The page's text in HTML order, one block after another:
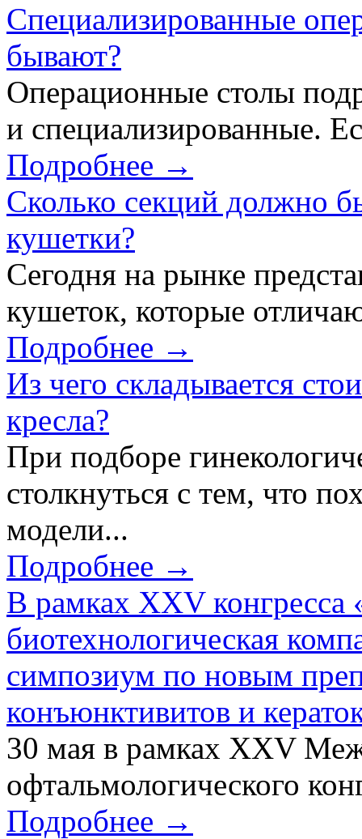
Специализированные
бывают?
Операционные столы
и специализированные.
Подробнее →
Сколько секций должно
кушетки?
Сегодня на рынке
кушеток, которые
Подробнее →
Из чего складывается
кресла?
При подборе
столкнуться с тем, что
модели...
Подробнее →
В рамках XXV конгресса
биотехнологическая
симпозиум по новым
конъюнктивитов и
30 мая в рамках XXV
офтальмологического
Подробнее →